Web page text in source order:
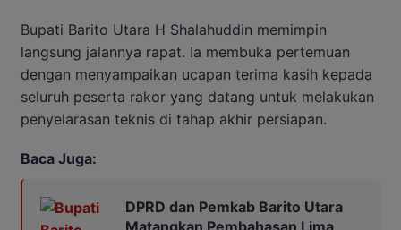
Bupati Barito Utara H Shalahuddin memimpin
langsung jalannya rapat. Ia membuka pertemuan
dengan menyampaikan ucapan terima kasih kepada
seluruh peserta rakor yang datang untuk melakukan
penyelarasan teknis di tahap akhir persiapan.
Baca Juga:
DPRD dan Pemkab Barito Utara
Matangkan Pembahasan Lima